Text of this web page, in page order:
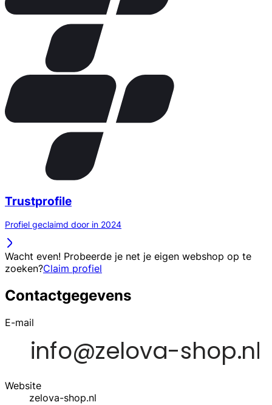
Trustprofile
Profiel geclaimd door in 2024
Wacht even! Probeerde je net je eigen webshop op te
zoeken?Claim profiel
Contactgegevens
E-mail
Website
zelova-shop.nl